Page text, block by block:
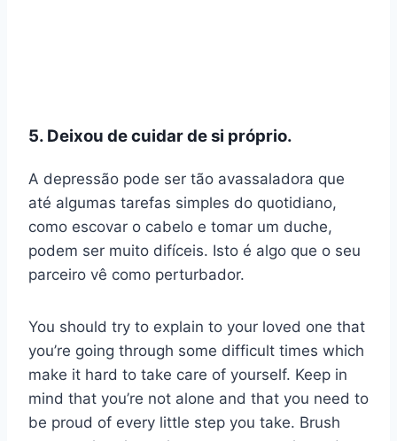
5. Deixou de cuidar de si próprio.
A depressão pode ser tão avassaladora que
até algumas tarefas simples do quotidiano,
como escovar o cabelo e tomar um duche,
podem ser muito difíceis. Isto é algo que o seu
parceiro vê como perturbador.
You should try to explain to your loved one that
you’re going through some difficult times which
make it hard to take care of yourself. Keep in
mind that you’re not alone and that you need to
be proud of every little step you take. Brush